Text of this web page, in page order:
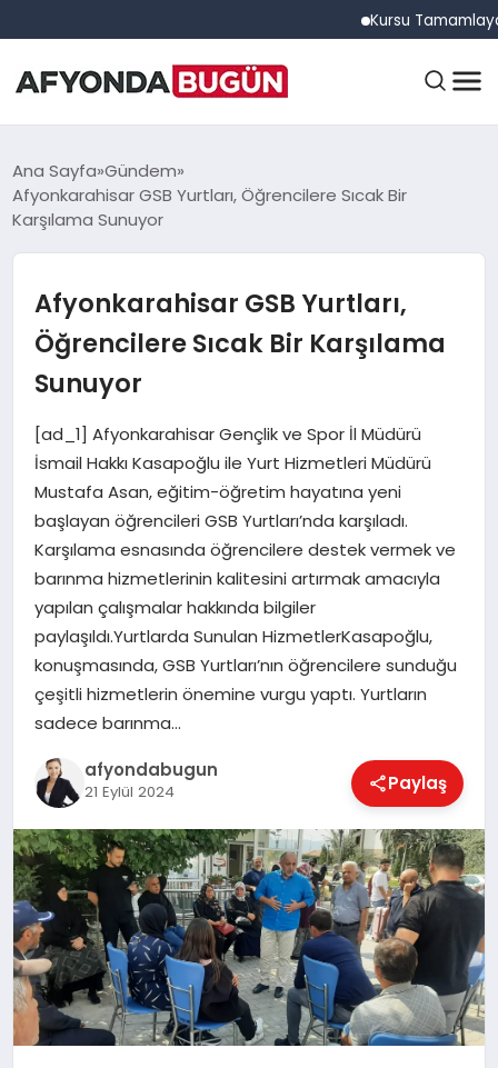
Kursu Tamamlayan
ANASAYFA
GÜNDEM
EĞITIM
EKONOMI
MAGAZIN
SAĞLIK
SPOR
YAŞAM
Ana Sayfa Gündem
Afyonkarahisar GSB Yurtları, Öğrencilere Sıcak Bir
Karşılama Sunuyor
Afyonkarahisar GSB Yurtları,
Öğrencilere Sıcak Bir Karşılama
Sunuyor
[ad_1] Afyonkarahisar Gençlik ve Spor İl Müdürü
İsmail Hakkı Kasapoğlu ile Yurt Hizmetleri Müdürü
Mustafa Asan, eğitim-öğretim hayatına yeni
başlayan öğrencileri GSB Yurtları’nda karşıladı.
Karşılama esnasında öğrencilere destek vermek ve
barınma hizmetlerinin kalitesini artırmak amacıyla
yapılan çalışmalar hakkında bilgiler
paylaşıldı.Yurtlarda Sunulan HizmetlerKasapoğlu,
konuşmasında, GSB Yurtları’nın öğrencilere sunduğu
çeşitli hizmetlerin önemine vurgu yaptı. Yurtların
sadece barınma…
afyondabugun
21 Eylül 2024 Paylaş